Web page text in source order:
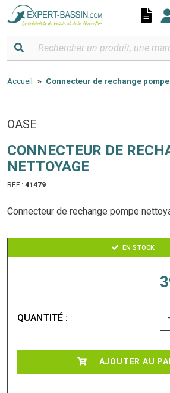
Accueil Connecteur de rechange
OASE
CONNECTEUR DE
NETTOYAGE
REF : 41479
Connecteur de rechange pompe
EN STOCK
QUANTITÉ : -
AJOUTER AU
Panneau de gestion des cookies